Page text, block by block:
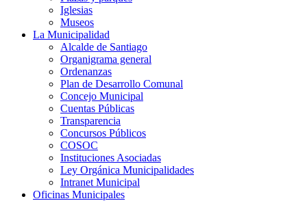
Iglesias
Museos
La Municipalidad
Alcalde de Santiago
Organigrama general
Ordenanzas
Plan de Desarrollo Comunal
Concejo Municipal
Cuentas Públicas
Transparencia
Concursos Públicos
COSOC
Instituciones Asociadas
Ley Orgánica Municipalidades
Intranet Municipal
Oficinas Municipales